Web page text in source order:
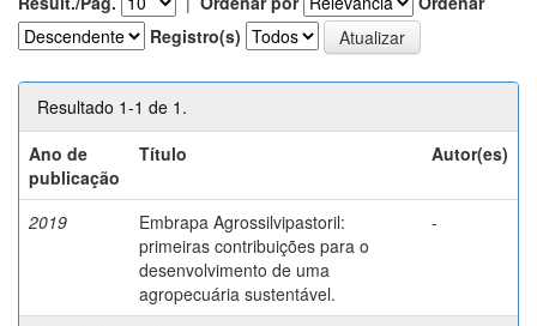
Registro(s)
Resultado 1-1 de 1.
Ano de
publicação
Título Autor(es)
2019
Embrapa Agrossilvipastoril:
primeiras contribuições para o
desenvolvimento de uma
agropecuária sustentável.
-